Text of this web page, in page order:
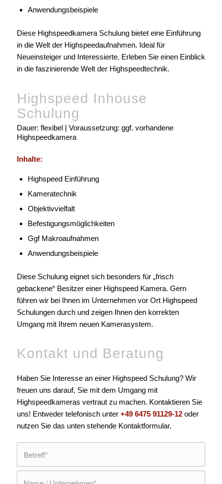
Anwendungsbeispiele
Diese Highspeedkamera Schulung bietet eine Einführung
in die Welt der Highspeedaufnahmen. Ideal für
Neueinsteiger und Interessierte. Erleben Sie einen Einblick
in die faszinierende Welt der Highspeedtechnik.
Highspeed Inhouse
Schulung
Dauer: flexibel | Voraussetzung: ggf. vorhandene
Highspeedkamera
Inhalte:
Highspeed Einführung
Kameratechnik
Objektivvielfalt
Befestigungsmöglichkeiten
Ggf Makroaufnahmen
Anwendungsbeispiele
Diese Schulung eignet sich besonders für „frisch
gebackene“ Besitzer einer Highspeed Kamera. Gern
führen wir bei Ihnen im Unternehmen vor Ort Highspeed
Schulungen durch und zeigen Ihnen den korrekten
Umgang mit Ihrem neuen Kamerasystem.
Kontakt und Beratung
Haben Sie Interesse an einer Highspeed Schulung? Wir
freuen uns darauf, Sie mit dem Umgang mit
Highspeedkameras vertraut zu machen. Kontaktieren Sie
uns! Entweder telefonisch unter +49 6475 91129-12oder
nutzen Sie das unten stehende Kontaktformular.